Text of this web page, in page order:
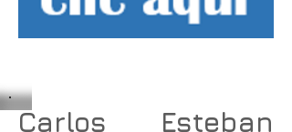
Carlos Esteban